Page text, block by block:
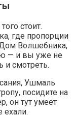
стоит.
где пропорции
Волшебника,
— и вы уже не
и смотреть.
Ушмаль
посидите на
он тут умеет
ехали.